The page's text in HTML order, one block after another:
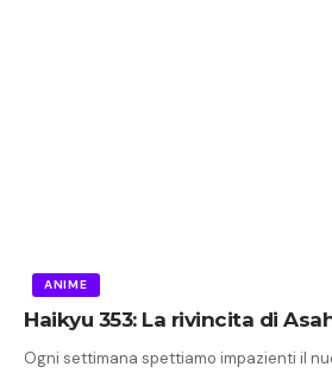
ANIME
Haikyu 353: La rivincita di
Ogni settimana spettiamo impazienti il